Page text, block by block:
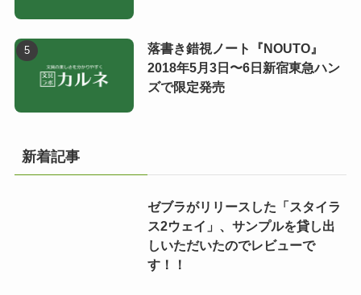
落書き錯視ノート『NOUTO』
2018年5月3日〜6日新宿東急ハン
ズで限定発売
新着記事
ゼブラがリリースした「スタイラ
ス2ウェイ」、サンプルを貸し出
しいただいたのでレビューで
す！！